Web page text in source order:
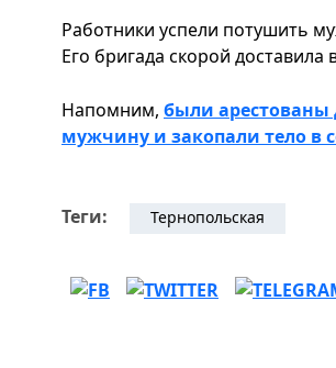
Работники успели потушить
Его бригада скорой доставила
Напомним, были
мужчину и закопали тело в
Теги: Тернопольская